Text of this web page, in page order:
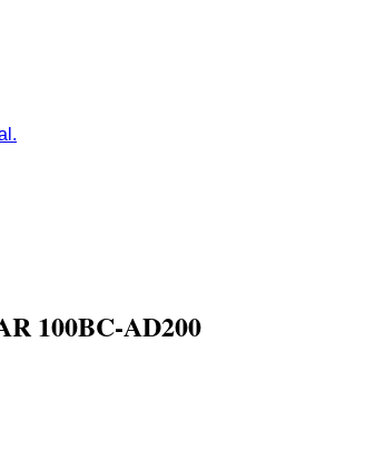
100BC-AD200